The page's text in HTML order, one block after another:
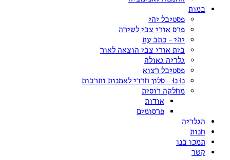
במות
פסטיבל יהי
פרס אורי צבי לשירה
יהי – כתב עת
בית אורי צבי הוצאה לאור
גלריה גאולה
פסטיבל רצוא
נוּ נוּ – סלון חרדי לאמנות ותרבות
מחלקה רוסית
אודות
פרסומים
הגלריה
חנות
תמכו בנו
קשר